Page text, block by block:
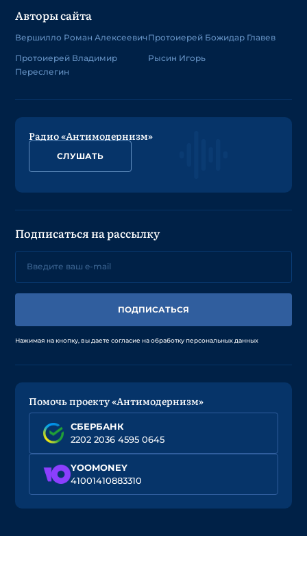
Авторы сайта
Вершилло Роман Алексеевич
Протоиерей Владимир
Переслегин
Протоиерей Божидар Главев
Рысин Игорь
Радио «Антимодернизм»
СЛУШАТЬ
Подписаться на рассылку
ПОДПИСАТЬСЯ
Нажимая на кнопку, вы даете согласие на обработку персональных данных
Помочь проекту «Антимодернизм»
СБЕРБАНК
2202 2036 4595 0645
YOOMONEY
41001410883310